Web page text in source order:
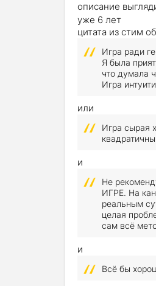
описание
уже 6 лет
цитата из стим
Игра ради
Я была
что думала
Игра
или
Игра сырая
и
Не
ИГРЕ. На
реальным
целая
сам всё
и
Всё бы